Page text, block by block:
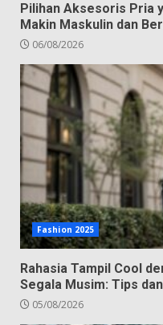
Pilihan Aksesoris Pria
Makin Maskulin dan
06/08/2026
Fashion 2025
Rahasia Tampil Cool
Segala Musim: Tips
05/08/2026